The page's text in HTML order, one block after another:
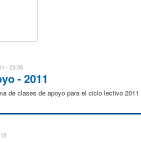
- 23:35
- 2011
de clases de apoyo para el ciclo lectivo 2011